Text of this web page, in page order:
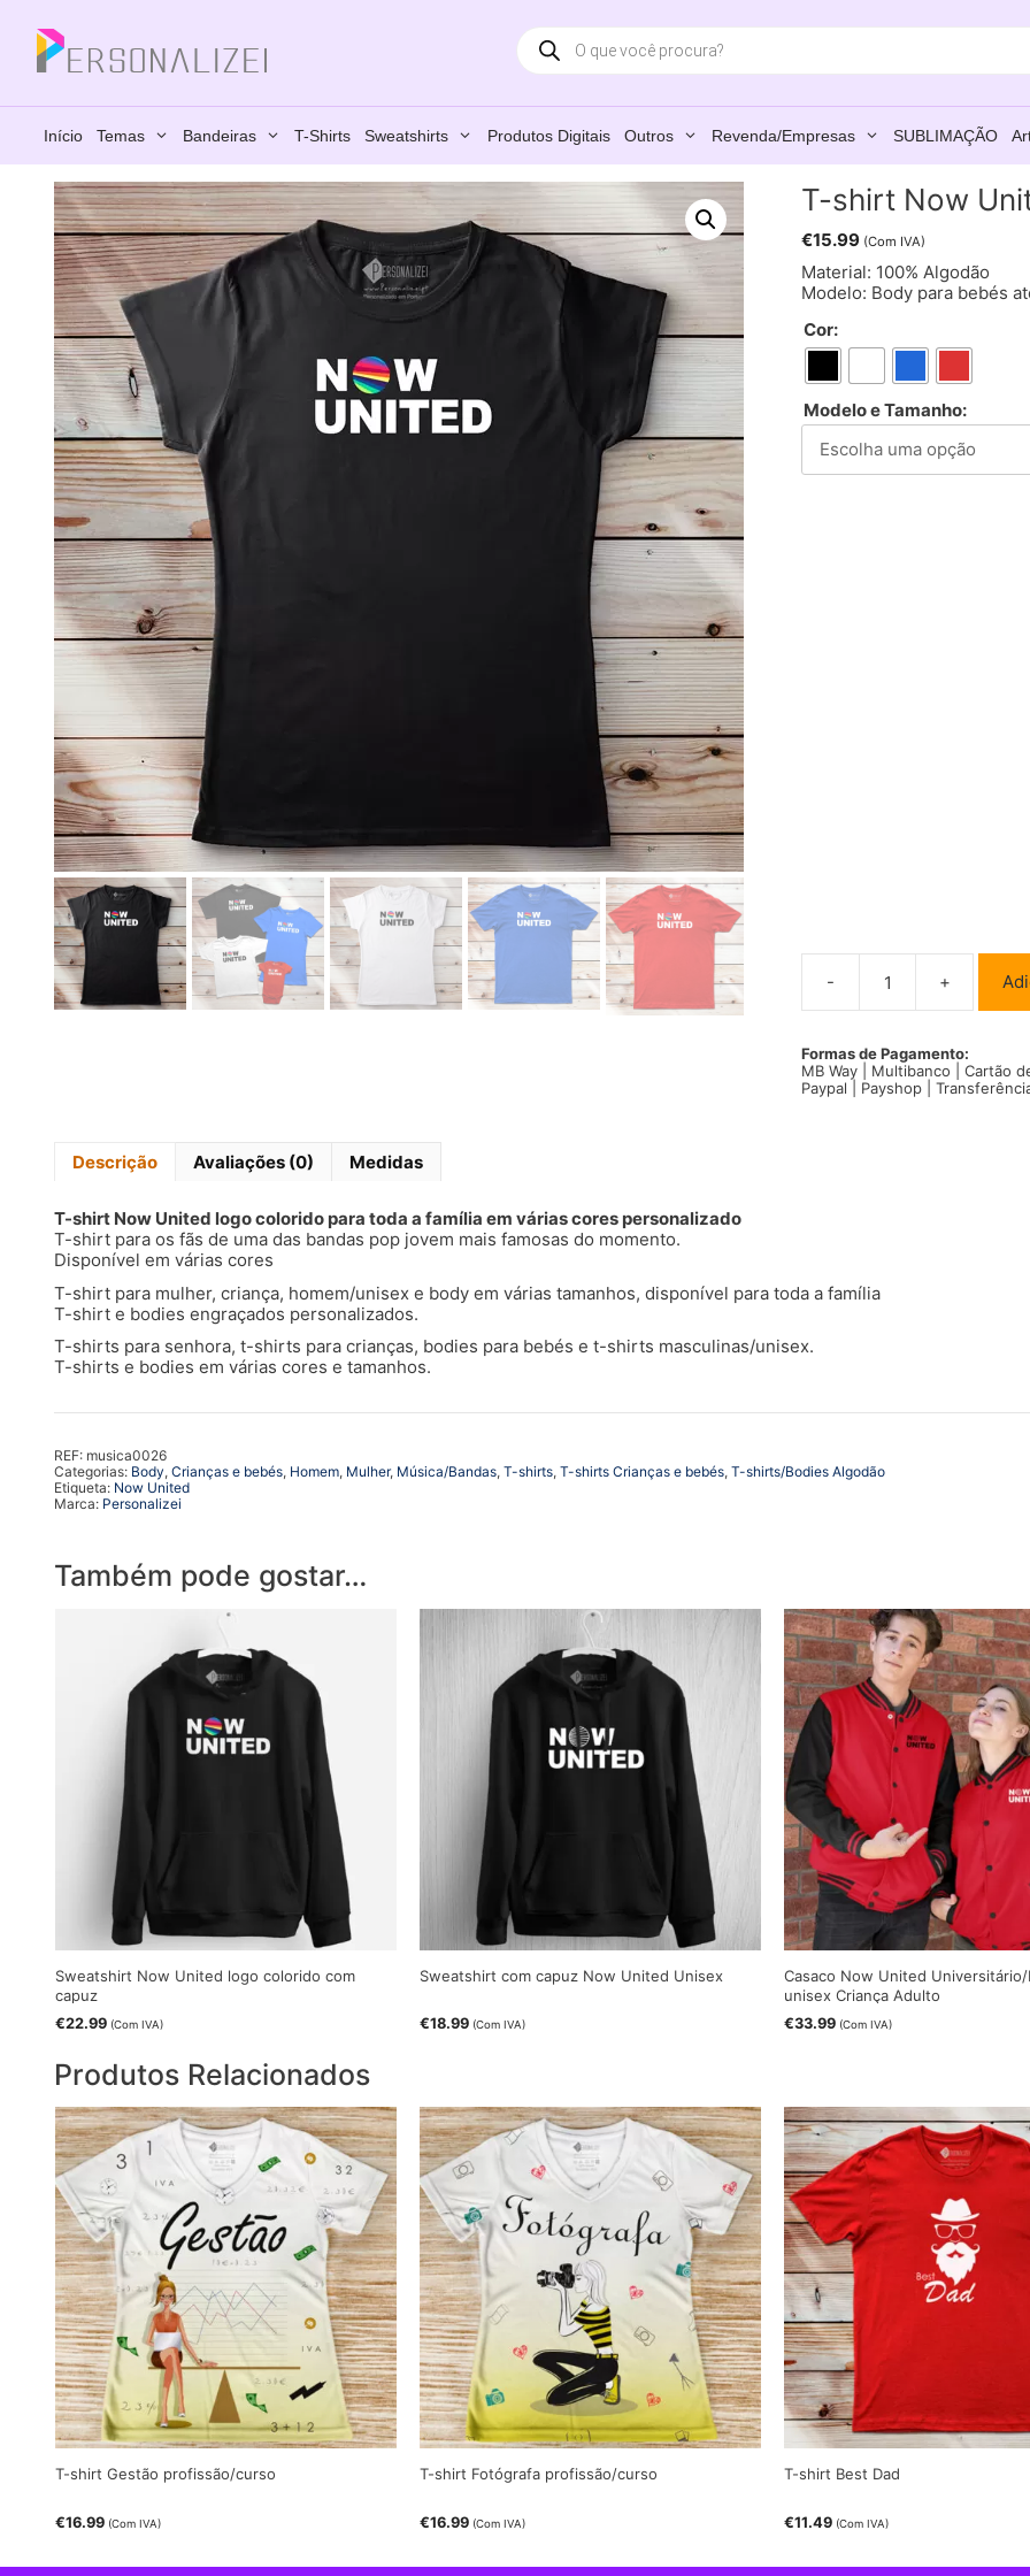
conteúdo
Products
search
Início Temas Bandeiras T-Shirts Sweatshirts Produtos Digitais Outros Revenda/Empresas SUBLIMAÇÃO
T-shirt Now
€15.99 (Com IVA)
Material: 100% Algodão
Modelo: Body para bebés
Cor:
Modelo e Tamanho:
-
Quantidade
de
shirt
Now
United
+
Formas de Pagamento:
MB Way | Multibanco | Cartão
Paypal | Payshop |
Descrição Avaliações (0) Medidas
T-shirt Now United logo colorido para toda a família em várias cores personalizado
T-shirt para os fãs de uma das bandas pop jovem mais famosas do momento.
Disponível em várias cores
T-shirt para mulher, criança, homem/unisex e body em várias tamanhos, disponível para toda a família
T-shirt e bodies engraçados personalizados.
T-shirts para senhora, t-shirts para crianças, bodies para bebés e t-shirts masculinas/unisex.
T-shirts e bodies em várias cores e tamanhos.
REF: musica0026
Categorias: Body, Crianças e bebés, Homem, Mulher, Música/Bandas, T-shirts, T-shirts Crianças e bebés, T-shirts/Bodies Algodão
Etiqueta: Now United
Marca: Personalizei
Também pode gostar…
Sweatshirt Now United logo colorido com
capuz
€22.99 (Com IVA)
Sweatshirt com capuz Now United Unisex
€18.99 (Com IVA)
Casaco Now United Universitário/
unisex Criança Adulto
€33.99 (Com IVA)
Produtos Relacionados
T-shirt Gestão profissão/curso
€16.99 (Com IVA)
T-shirt Fotógrafa profissão/curso
€16.99 (Com IVA)
T-shirt Best Dad
€11.49 (Com IVA)